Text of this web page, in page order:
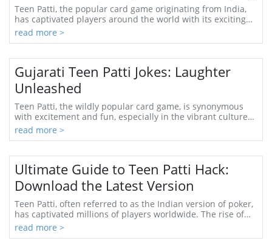
Teen Patti, the popular card game originating from India,
has captivated players around the world with its exciting
blend of strategy, psychology, and...
read more >
Gujarati Teen Patti Jokes: Laughter
Unleashed
Teen Patti, the wildly popular card game, is synonymous
with excitement and fun, especially in the vibrant culture
of Gujarat. Known for their humor a...
read more >
Ultimate Guide to Teen Patti Hack:
Download the Latest Version
Teen Patti, often referred to as the Indian version of poker,
has captivated millions of players worldwide. The rise of
online gaming has made it easi...
read more >